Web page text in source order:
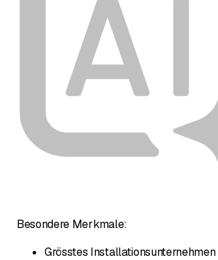
Besondere Merkmale:
Grösstes